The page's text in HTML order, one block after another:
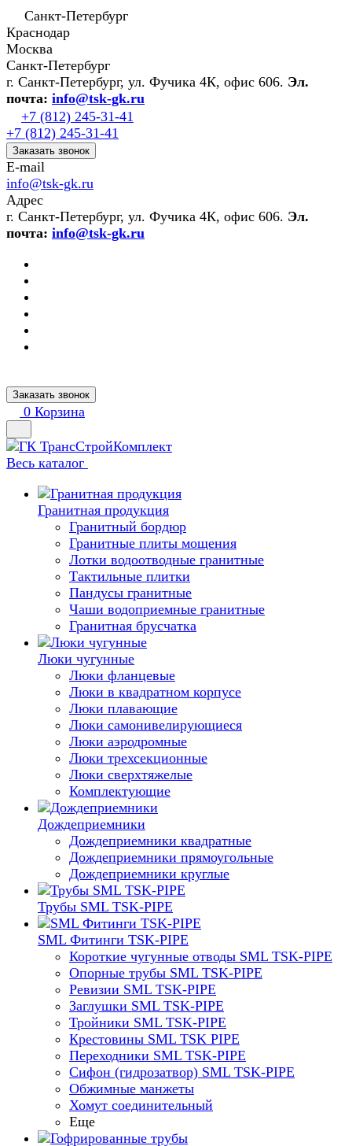
Санкт-Петербург
Краснодар
Москва
Санкт-Петербург
г. Санкт-Петербург, ул. Фучика 4К, офис 606. Эл.
почта: info@tsk-gk.ru
+7 (812) 245-31-41
+7 (812) 245-31-41
Заказать звонок
E-mail
info@tsk-gk.ru
Адрес
г. Санкт-Петербург, ул. Фучика 4К, офис 606. Эл.
почта: info@tsk-gk.ru
Заказать звонок
0 Корзина
Весь каталог
Гранитная продукция
Гранитный бордюр
Гранитные плиты мощения
Лотки водоотводные гранитные
Тактильные плитки
Пандусы гранитные
Чаши водоприемные гранитные
Гранитная брусчатка
Люки чугунные
Люки фланцевые
Люки в квадратном корпусе
Люки плавающие
Люки самонивелирующиеся
Люки аэродромные
Люки трехсекционные
Люки сверхтяжелые
Комплектующие
Дождеприемники
Дождеприемники квадратные
Дождеприемники прямоугольные
Дождеприемники круглые
Трубы SML TSK-PIPE
SML Фитинги TSK-PIPE
Короткие чугунные отводы SML TSK-PIPE
Опорные трубы SML TSK-PIPE
Ревизии SML TSK-PIPE
Заглушки SML TSK-PIPE
Тройники SML TSK-PIPE
Крестовины SML TSK PIPE
Переходники SML TSK-PIPE
Сифон (гидрозатвор) SML TSK-PIPE
Обжимные манжеты
Хомут соединительный
Еще